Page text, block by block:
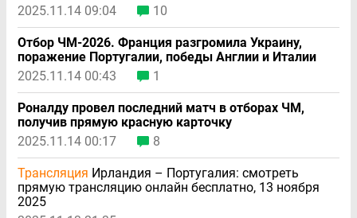
2025.11.14 09:04
10
Отбор ЧМ-2026. Франция разгромила Украину,
поражение Португалии, победы Англии и Италии
2025.11.14 00:43
1
Роналду провел последний матч в отборах ЧМ,
получив прямую красную карточку
2025.11.14 00:17
8
Трансляция Ирландия – Португалия: смотреть
прямую трансляцию онлайн бесплатно, 13 ноября
2025